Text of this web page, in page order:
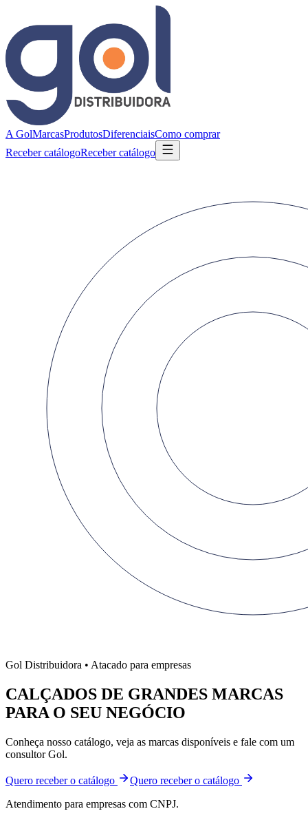
A GolMarcasProdutosDiferenciaisComo comprar
Receber catálogoReceber catálogo
Gol Distribuidora • Atacado para empresas
CALÇADOS DE GRANDES MARCAS
PARA O SEU NEGÓCIO
Conheça nosso catálogo, veja as marcas disponíveis e fale com um
consultor Gol.
Quero receber o catálogo
Quero receber o catálogo
Atendimento para empresas com CNPJ.